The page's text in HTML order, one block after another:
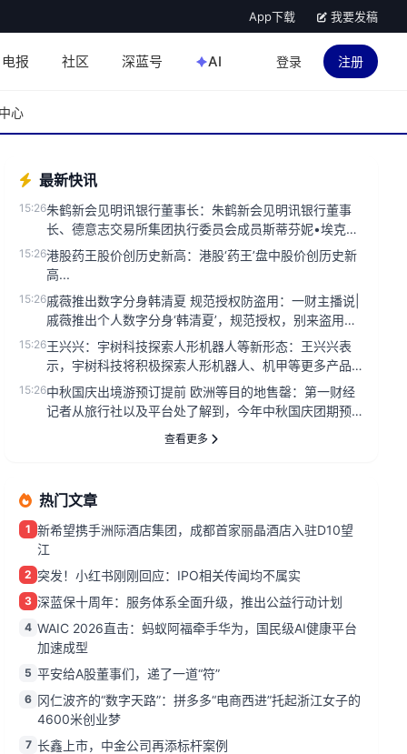
App下载 我要发稿
电报 社区 深蓝号 AI 登录 注册
心
最新快讯
15:26朱鹤新会见明讯银行董事长：朱鹤新会见明讯银行董事
长、德意志交易所集团执行委员会成员斯蒂芬妮•埃克儿
曼。双方就金融合作、市...
15:26港股药王股价创历史新高：港股‘药王’盘中股价创历史新
高...
15:26戚薇推出数字分身韩清夏 规范授权防盗用：一财主播说|
戚薇推出个人数字分身‘韩清夏’，规范授权，别来盗用。
近年来，随着人...
15:26王兴兴：宇树科技探索人形机器人等新形态：王兴兴表
示，宇树科技将积极探索人形机器人、机甲等更多产品
形态。...
15:26中秋国庆出境游预订提前 欧洲等目的地售罄：第一财经
记者从旅行社以及平台处了解到，今年中秋国庆团期预
定周期明显提前，报名情...
查看更多
热门文章
1 新希望携手洲际酒店集团，成都首家丽晶酒店入驻D10望
江
2 突发！小红书刚刚回应：IPO相关传闻均不属实
3 深蓝保十周年：服务体系全面升级，推出公益行动计划
4 WAIC 2026直击：蚂蚁阿福牵手华为，国民级AI健康平台
加速成型
5 平安给A股董事们，递了一道“符”
6 冈仁波齐的“数字天路”：拼多多“电商西进”托起浙江女子的
4600米创业梦
7 长鑫上市，中金公司再添标杆案例